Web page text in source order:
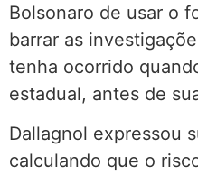
Bolsonaro de usar o
barrar as
tenha ocorrido
estadual, antes de
Dallagnol expressou
calculando que o